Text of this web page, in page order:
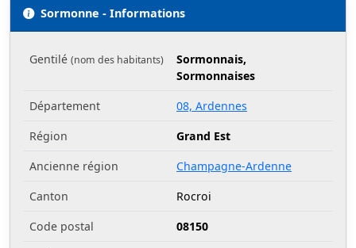
Sormonne - Informations
Gentilé (nom des habitants)
Sormonnais,
Sormonnaises
Département
08, Ardennes
Région
Grand Est
Ancienne région
Champagne-Ardenne
Canton
Rocroi
Code postal
08150